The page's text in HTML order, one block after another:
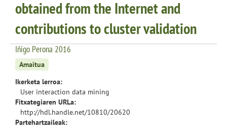
obtained from the Internet and
contributions to cluster validation
Iñigo Perona 2016
Amaitua
Ikerketa lerroa:
User interaction data mining
Fitxategiaren URLa:
http://hdl.handle.net/10810/20620
Partehartzaileak: